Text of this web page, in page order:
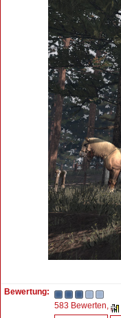
Bewertung:
583 Bewerten,